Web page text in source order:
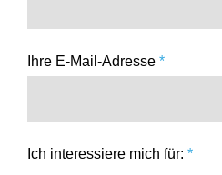
Ihre E‑Mail-Adresse *
Ich inter­es­siere mich für: *